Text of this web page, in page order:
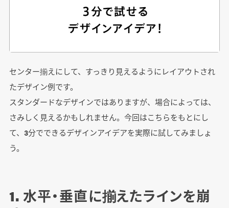
センター揃えにして、すっきり見えるようにレイアウトされ
たデザイン例です。
スタンダードなデザインではありますが、場合によっては、
さみしく見えるかもしれません。今回はこちらをもとにし
て、3分でできるデザインアイデアを実際に試してみましょ
う。
1. 水平・垂直に揃えたラインを崩